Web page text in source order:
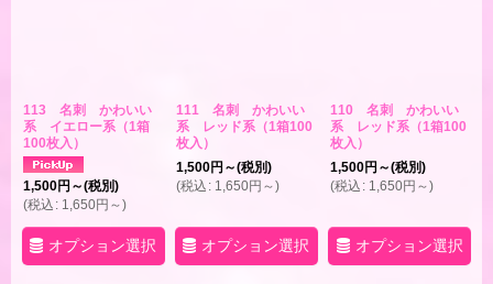
113 名刺 かわいい
系 イエロー系（1箱
100枚入）
1,500円 ～(税別)
(税込 : 1,650円 ～)
オプション選択
111 名刺 かわいい
系 レッド系（1箱100
枚入）
1,500円 ～(税別)
(税込 : 1,650円 ～)
オプション選択
110 名刺 かわいい
系 レッド系（1箱100
枚入）
1,500円 ～(税別)
(税込 : 1,650円 ～)
オプション選択